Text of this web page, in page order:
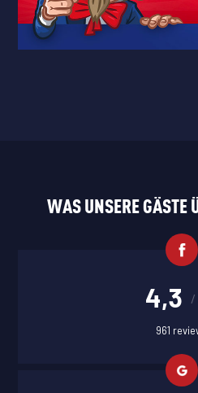
WAS UNSERE GÄSTE
4,3 /
961